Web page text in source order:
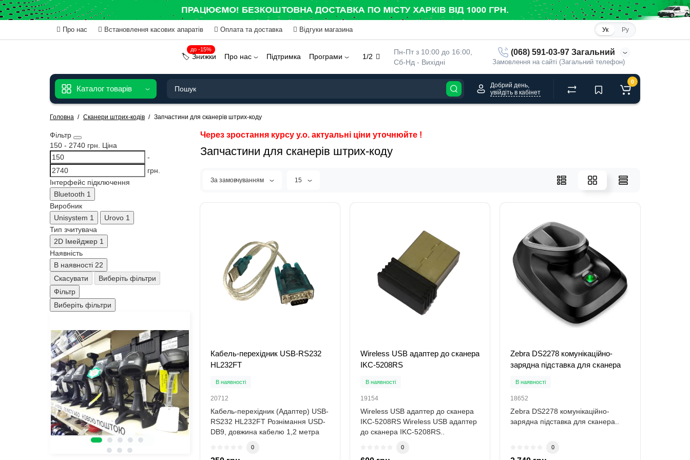
Про нас Встановлення касових апаратів Оплата та доставка Відгуки магазина Ук Ру
Пн-Пт з 10:00 до 16:00,
Сб-Нд - Вихідні
(068) 591-03-97 Загальний
Замовлення на сайті (Загальний телефон)
1/2
до -15%
🏷️ Знижки Про нас Підтримка Програми
Каталог товарів
Добрий день,
увійдіть в кабінет
0
Головна Сканери штрих-кодів Запчастини для сканерів штрих-коду
Фільтр
150 - 2740 грн. Ціна
-
грн.
Інтерфейс підключення
Bluetooth 1
Виробник
Unisystem 1 Urovo 1
Тип зчитувача
2D Імейджер 1
Наявність
В наявності 22
Скасувати
Виберіть фільтри
Фільтр
Виберіть фільтри
Через зростання курсу у.о. актуальні ціни уточнюйте !
Запчастини для сканерів штрих-коду
За замовчуванням 15
Кабель-перехідник USB-RS232
HL232FT
В наявності
20712
Кабель-перехідник (Адаптер) USB-
RS232 HL232FT Рознімання USD-
DB9, довжина кабелю 1,2 метра
0
Wireless USB адаптер до сканера
IKC-5208RS
В наявності
19154
Wireless USB адаптер до сканера
IKC-5208RS Wireless USB адаптер
до сканера IKC-5208RS..
0
Zebra DS2278 комунікаційно-
зарядна підставка для сканера
В наявності
18652
Zebra DS2278 комунікаційно-
зарядна підставка для сканера..
0